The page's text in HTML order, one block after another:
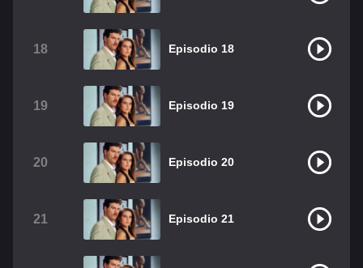
18 Episodio 18
19 Episodio 19
20 Episodio 20
21 Episodio 21